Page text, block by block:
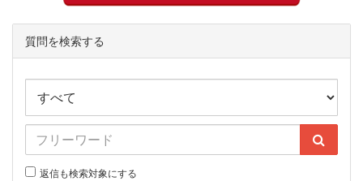
質問を検索する
返信も検索対象にする